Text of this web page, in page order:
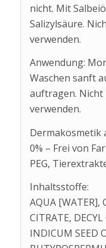
nicht. Mit
Salizylsäure.
verwenden.
Anwendung:
Waschen sanft
auftragen. Nicht
verwenden.
Dermakosmetik
0% – Frei von
PEG,
Inhaltsstoffe:
AQUA [WATER],
CITRATE,
INDICUM SEED